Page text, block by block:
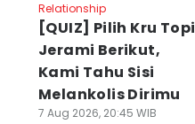
Relationship
[QUIZ] Pilih Kru Topi
Jerami Berikut,
Kami Tahu Sisi
Melankolis Dirimu
7 Aug 2026, 20:45 WIB